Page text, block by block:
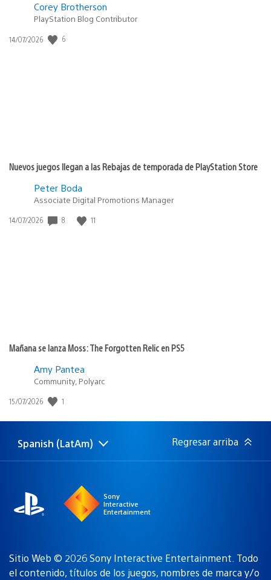
Corey Brotherson
PlayStation Blog Contributor
Fecha
14/07/2026 6
Nuevos juegos llegan a las Rebajas de temporada de PlayStation Store
Peter Boda
Associate Digital Promotions Manager
Fecha
14/07/2026 8 11
Mañana se lanza Moss: The Forgotten Relic en PS5
Amy Pantea
Community, Polyarc
Fecha
publicación:
15/07/2026 1
Elige
una
Región
actual:
Spanish (LatAm) Regresar arriba
Sony
Interactive
Entertainment
Sitio Web © 2026 Sony Interactive Entertainment. Todo
el contenido, títulos de los juegos, nombres de marca y/o